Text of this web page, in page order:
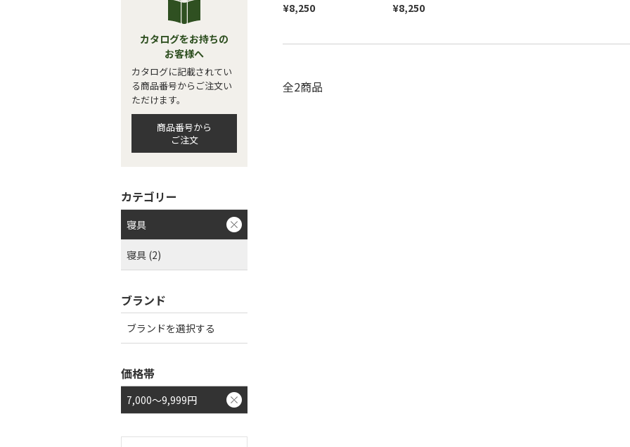
¥8,250 ¥8,250
全2商品
カタログをお持ちの
お客様へ
カタログに記載されてい
る商品番号からご注文い
ただけます。
商品番号から
ご注文
カテゴリー
寝具
寝具 (2)
ブランド
ブランドを選択する
価格帯
7,000～9,999円